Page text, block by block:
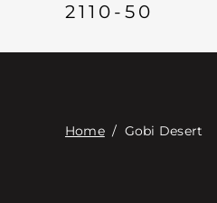
2110-50
Home/ Gobi Desert